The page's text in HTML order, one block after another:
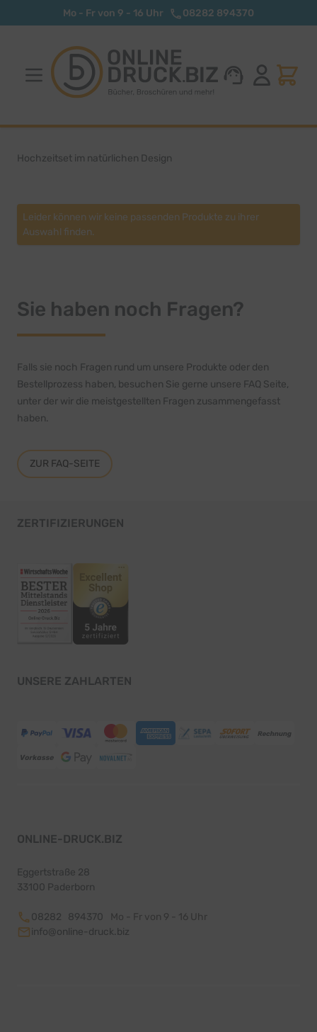
Zum Inhalt springenMo - Fr von 9 - 16 Uhr 08282 894370
Hochzeitset im natürlichen Design
Leider können wir keine passenden Produkte zu ihrer
Auswahl finden.
Sie haben noch Fragen?
Falls sie noch Fragen rund um unsere Produkte oder den
Bestellprozess haben, besuchen Sie gerne unsere FAQ Seite,
unter der wir die meistgestellten Fragen zusammengefasst
haben.
ZUR FAQ-SEITE
ZERTIFIZIERUNGEN
UNSERE ZAHLARTEN
ONLINE-DRUCK.BIZ
Eggertstraße 28
33100 Paderborn
08282 894370
Mo - Fr von 9 - 16 Uhr
info@online-druck.biz